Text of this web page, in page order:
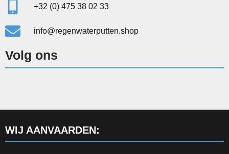
+32 (0) 475 38 02 33
info@regenwaterputten.shop
Volg ons
WIJ AANVAARDEN: